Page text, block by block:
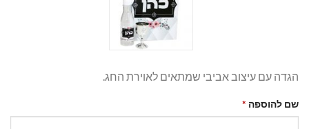
הגדה עם עיצוב אביבי שמתאים לאוירת החג.
שם להוספה*